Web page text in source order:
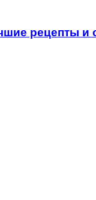
рецепты и